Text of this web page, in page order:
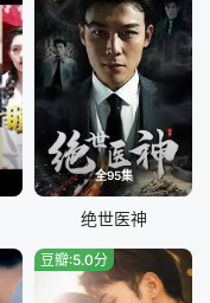
全95集
绝世医神
豆瓣:5.0分